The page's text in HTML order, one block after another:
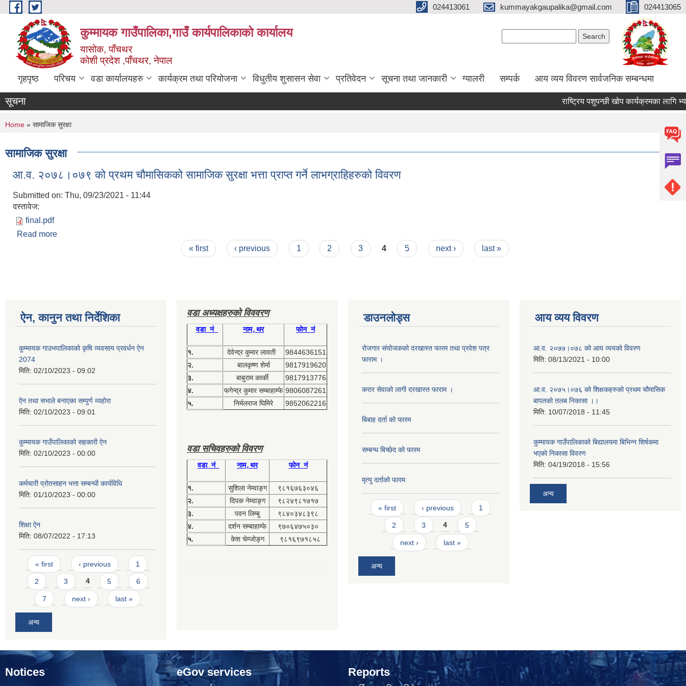
Skip to main content 024413061 kummayakgaupalika@gmail.com 024413065
कुम्मायक गाउँपालिका,गाउँ कार्यपालिकाको कार्यालय
यासोक, पाँचथर
कोशी प्रदेश ,पाँचथर, नेपाल
गृहपृष्ठ परिचय वडा कार्यालयहरु कार्यक्रम तथा परियोजना विधुतीय शुसासन सेवा प्रतिवेदन सूचना तथा जानकारी ग्यालरी सम्पर्क आय व्यय विवरण सार्वजनिक सम्बन्धमा
सूचना राष्ट्रिय पशुपन्छी खोप कार्यक्रमका लागि
You are here
Home » सामाजिक सुरक्षा
सामाजिक सुरक्षा
आ.व. २०७८।०७९ को प्रथम चौमासिकको सामाजिक सुरक्षा भत्ता प्राप्त गर्ने लाभग्राहिहरुको विवरण
Submitted on: Thu, 09/23/2021 - 11:44
दस्तावेज:
final.pdf
Read more
« first ‹ previous 1 2 3 4 5 next › last »
ऐन, कानुन तथा निर्देशिका
कुम्मायक गाउभपालिकाको कृषि व्यवसाय प्रवर्धन ऐन
2074
मिति: 02/10/2023 - 09:02
ऐन तथा सभाले बनाएका सम्पुर्ण व्यहोरा
मिति: 02/10/2023 - 09:01
कुम्मायक गाउँपालिकाको सहकारी ऐन
मिति: 02/10/2023 - 00:00
कर्मचारी प्रोतसाहन भत्ता सम्बन्धी कार्यविधि
मिति: 01/10/2023 - 00:00
शिक्षा ऐन
मिति: 08/07/2022 - 17:13
Pages
« first ‹ previous 1
2 3 4 5 6
7 next › last »
अन्य
वडा अध्यक्षहरुको विववरण
वडा नं नाम,थर फोन नं
१. देवेन्द्र कुमार लावती
9844636151
२.
बालकृष्ण शेर्मा
9817919620
३.
बाबुराम कार्की
9817913776
४.
फगेन्द्र कुमार सम्बाहाम्फे 9806087261
५.
निर्मलराज घिमिरे 9852062216
वडा सचिवहरुको विवरण
वडा नं नाम,थर फोन नं
१. सुशिला नेम्वाङ्ग
९८१६७६३०४६
२.
दिपक नेम्वाङ्ग
९८२४९८१७१७
३.
पवन लिम्बु
९८४०३४८३९८
४.
दर्शन सम्बाहाम्फे
९७०६४७५०३०
५.
केश चेम्जोङ्ग ९८१६९७१८५८
डाउनलोड्स
रोजगार संयोजकको दरखास्त फारम तथा प्रवेश पत्र
फाराम ।
करार सेवाको लागी दरखास्त फाराम ।
बिबाह दर्ता को फारम
सम्बन्ध बिच्छेद को फारम
मृत्यु दर्ताको फारम
Pages
« first ‹ previous 1
2 3 4 5
next › last »
अन्य
आय व्यय विवरण
आ.व. २०७७।०७८ को आय व्ययको विवरण
मिति: 08/13/2021 - 10:00
आ.व. २०७५।०७६ को शिक्षकहरुको प्रथम चौमासिक
बापतको तलब निकासा ।।
मिति: 10/07/2018 - 11:45
कुम्मायक गाउँपालिकाको बिद्यालयमा बिभिन्न शिर्षकमा
भएको निकासा विवरण
मिति: 04/19/2018 - 15:56
अन्य
Notices eGov services Reports